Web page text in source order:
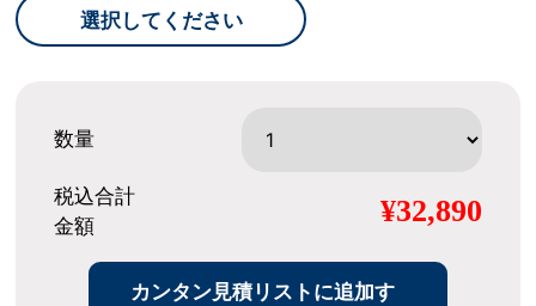
選択してください
数量
税込合計
金額
¥32,890
カンタン見積リストに追加す